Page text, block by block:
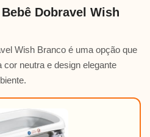
Dobravel Wish
Wish Branco é uma opção que
cor neutra e design elegante